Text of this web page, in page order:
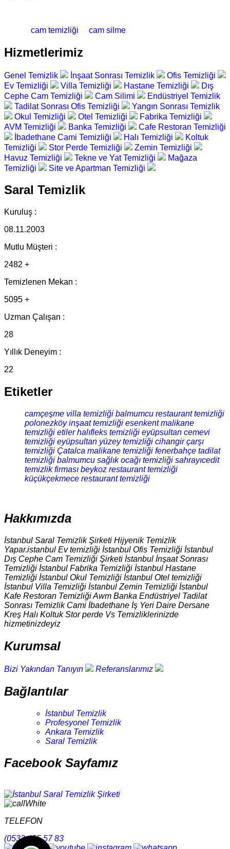
cam temizliği cam silme
Hizmetlerimiz
Genel Temizlik İnşaat Sonrası Temizlik
Ofis Temizliği
Ev Temizliği
Villa Temizliği Hastane Temizliği
Dış
Cephe Cam Temizliği
Cam Silimi
Endüstriyel Temizlik
Tadilat Sonrası Ofis Temizliği
Yangın Sonrası Temizlik
Okul Temizliği
Otel Temizliği
Fabrika Temizliği
AVM Temizliği
Banka Temizliği
Cafe Restoran Temizliği
İbadethane Cami Temizliği
Halı Temizliği
Koltuk
Temizliği
Stor Perde Temizliği
Zemin Temizliği
Havuz Temizliği
Tekne ve Yat Temizliği
Mağaza
Temizliği
Site ve Apartman Temizliği
Saral Temizlik
Kuruluş :
08.11.2003
Mutlu Müşteri :
2482 +
Temizlenen Mekan :
5095 +
Uzman Çalışan :
28
Yıllık Deneyim :
22
Etiketler
camçeşme villa temizliği balmumcu restaurant temizliği
polonezköy inşaat temizliği esenkent malikane
temizliği etiler halıfleks temizliği eyüpsultan cemevi
temizliği eyüpsultan yüzey temizliği cihangir çarşı
temizliği Çatalca malikane temizliği fenerbahçe tadilat
temizliği balmumcu sağlık ocağı temizliği sahrayıcedit
temizlik firması beykoz restaurant temizliği
küçükçekmece restaurant temizliği
Hakkımızda
İstanbul Saral Temizlik Şirketi Hijyenik Temizlik
Yapar.istanbul Ev temizliği İstanbul Ofis Temizliği İstanbul
Dış Cephe Cam Temizliği Şirketi İstanbul İnşaat Sonrası
Temizliği İstanbul Fabrika Temizliği İstanbul Hastane
Temizliği İstanbul Okul Temizliği İstanbul Otel temizliği
İstanbul Villa Temizliği İstanbul Zemin Temizliği İstanbul
Kafe Restoran Temizliği Awm Banka Endüstriyel Tadilat
Sonrası Temizlik Cami İbadethane İş Yeri Daire Dersane
Kreş Halı Koltuk Stor perde Vs Temizliklerinizde
hizmetinizdeyiz
Kurumsal
Bizi Yakından Tanıyın Referanslarımız
Bağlantılar
İstanbul Temizlik
Profesyonel Temizlik
Ankara Temizlik
Saral Temizlik
Facebook Sayfamız
TELEFON
(0532 455 57 83